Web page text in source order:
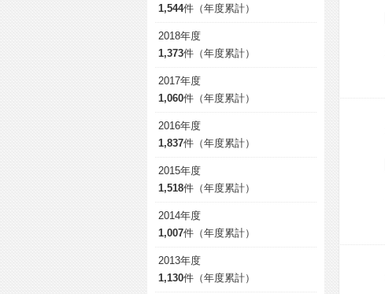
1,544件（年度累計）
2018年度
1,373件（年度累計）
2017年度
1,060件（年度累計）
2016年度
1,837件（年度累計）
2015年度
1,518件（年度累計）
2014年度
1,007件（年度累計）
2013年度
1,130件（年度累計）